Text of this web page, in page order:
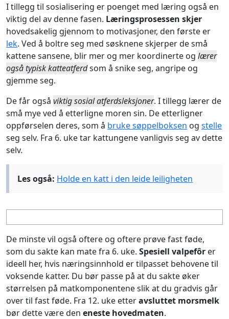
I tillegg til sosialisering er poenget med læring også en
viktig del av denne fasen. Læringsprosessen skjer
hovedsakelig gjennom to motivasjoner, den første er
lek. Ved å boltre seg med søsknene skjerper de små
kattene sansene, blir mer og mer koordinerte og lærer
også typisk katteatferdsom å snike seg, angripe og
gjemme seg.
De får også viktig sosial atferdsleksjoner. I tillegg lærer de
små mye ved å etterligne moren sin. De etterligner
oppførselen deres, som å bruke søppelboksen og stelle
seg selv. Fra 6. uke tar kattungene vanligvis seg av dette
selv.
Les også: Holde en katt i den leide leiligheten
De minste vil også oftere og oftere prøve fast føde,
som du sakte kan mate fra 6. uke. Spesiell valpefôr er
ideell her, hvis næringsinnhold er tilpasset behovene til
voksende katter. Du bør passe på at du sakte øker
størrelsen på matkomponentene slik at du gradvis går
over til fast føde. Fra 12. uke etteravsluttet morsmelk
bør dette være den eneste hovedmaten.